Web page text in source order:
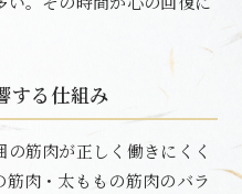
する仕組み
筋肉が正しく働きにくく
肉・太ももの筋肉のバラ